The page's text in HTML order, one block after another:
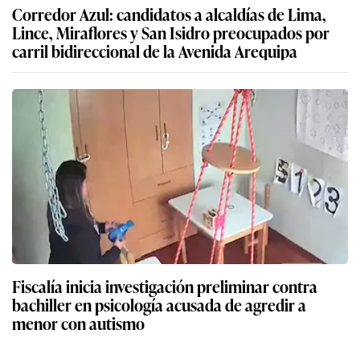
Corredor Azul: candidatos a alcaldías de Lima,
Lince, Miraflores y San Isidro preocupados por
carril bidireccional de la Avenida Arequipa
Fiscalía inicia investigación preliminar contra
bachiller en psicología acusada de agredir a
menor con autismo